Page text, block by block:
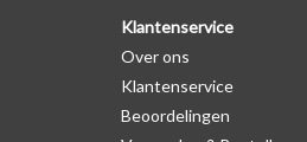
Klantenservice
Over ons
Klantenservice
Beoordelingen